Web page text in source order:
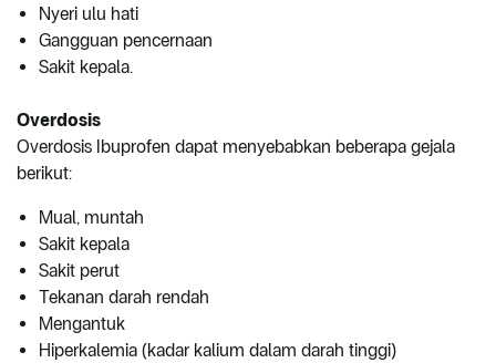
Nyeri ulu hati
Gangguan pencernaan
Sakit kepala.
Overdosis
Overdosis Ibuprofen dapat menyebabkan beberapa gejala
berikut:
Mual, muntah
Sakit kepala
Sakit perut
Tekanan darah rendah
Mengantuk
Hiperkalemia (kadar kalium dalam darah tinggi)